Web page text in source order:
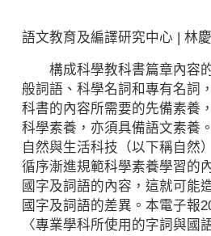
語文教育及編譯研究中心 | 林
構成科學教科書篇章內容的
般詞語、科學名詞和專有名詞
科書的內容所需要的先備素養
科學素養，亦須具備語文素養
自然與生活科技（以下稱自然
循序漸進規範科學素養學習的
國字及詞語的內容，這就可能
國字及詞語的差異。本電子報
〈專業學科所使用的字詞與國